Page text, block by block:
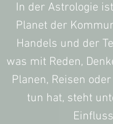
In der Astrologie
Planet der
Handels und der
was mit Reden,
Planen, Reisen
tun hat, steht